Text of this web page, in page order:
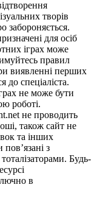
творів
забороняється.
для осіб
іграх може
правил
виявленні перших
до спеціаліста.
не може бути
роботі.
не проводить
також сайт не
та інших
з
Будь-
в